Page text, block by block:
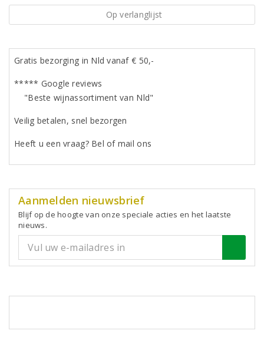
Op verlanglijst
Gratis bezorging in Nld vanaf € 50,-
***** Google reviews
"Beste wijnassortiment van Nld"
Veilig betalen, snel bezorgen
Heeft u een vraag? Bel of mail ons
Aanmelden nieuwsbrief
Blijf op de hoogte van onze speciale acties en het laatste
nieuws.